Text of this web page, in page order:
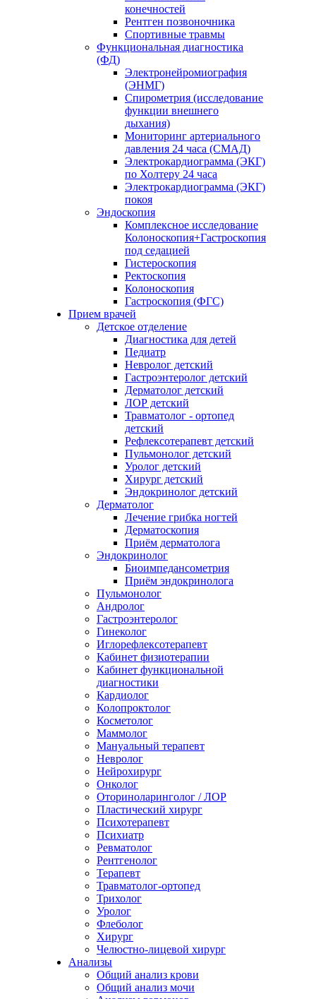
конечностей
Рентген позвоночника
Спортивные травмы
Функциональная диагностика
(ФД)
Электронейромиография
(ЭНМГ)
Спирометрия (исследование
функции внешнего
дыхания)
Мониторинг артериального
давления 24 часа (СМАД)
Электрокардиограмма (ЭКГ)
по Холтеру 24 часа
Электрокардиограмма (ЭКГ)
покоя
Эндоскопия
Комплексное исследование
Колоноскопия+Гастроскопия
под седацией
Гистероскопия
Ректоскопия
Колоноскопия
Гастроскопия (ФГС)
Прием врачей
Детское отделение
Диагностика для детей
Педиатр
Невролог детский
Гастроэнтеролог детский
Дерматолог детский
ЛОР детский
Травматолог - ортопед
детский
Рефлексотерапевт детский
Пульмонолог детский
Уролог детский
Хирург детский
Эндокринолог детский
Дерматолог
Лечение грибка ногтей
Дерматоскопия
Приём дерматолога
Эндокринолог
Биоимпедансометрия
Приём эндокринолога
Пульмонолог
Андролог
Гастроэнтеролог
Гинеколог
Иглорефлексотерапевт
Кабинет физиотерапии
Кабинет функциональной
диагностики
Кардиолог
Колопроктолог
Косметолог
Маммолог
Мануальный терапевт
Невролог
Нейрохирург
Онколог
Оториноларинголог / ЛОР
Пластический хирург
Психотерапевт
Психиатр
Ревматолог
Рентгенолог
Терапевт
Травматолог-ортопед
Трихолог
Уролог
Флеболог
Хирург
Челюстно-лицевой хирург
Анализы
Общий анализ крови
Общий анализ мочи